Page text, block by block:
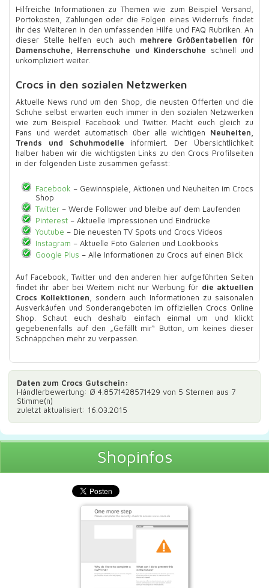
Hilfreiche Informationen zu Themen wie zum Beispiel Versand,
Portokosten, Zahlungen oder die Folgen eines Widerrufs findet
ihr des Weiteren in den umfassenden Hilfe und FAQ Rubriken. An
dieser Stelle helfen euch auch mehrere Größentabellen für
Damenschuhe, Herrenschuhe und Kinderschuhe schnell und
unkompliziert weiter.
Crocs in den sozialen Netzwerken
Aktuelle News rund um den Shop, die neusten Offerten und die
Schuhe selbst erwarten euch immer in den sozialen Netzwerken
wie zum Beispiel Facebook und Twitter. Macht euch gleich zu
Fans und werdet automatisch über alle wichtigen Neuheiten,
Trends und Schuhmodelle informiert. Der Übersichtlichkeit
halber haben wir die wichtigsten Links zu den Crocs Profilseiten
in der folgenden Liste zusammen gefasst:
Facebook – Gewinnspiele, Aktionen und Neuheiten im Crocs
Shop
Twitter– Werde Follower und bleibe auf dem Laufenden
Pinterest– Aktuelle Impressionen und Eindrücke
Youtube – Die neuesten TV Spots und Crocs Videos
Instagram – Aktuelle Foto Galerien und Lookbooks
Google Plus – Alle Informationen zu Crocs auf einen Blick
Auf Facebook, Twitter und den anderen hier aufgeführten Seiten
findet ihr aber bei Weitem nicht nur Werbung für die aktuellen
Crocs Kollektionen , sondern auch Informationen zu saisonalen
Ausverkäufen und Sonderangeboten im offiziellen Crocs Online
Shop. Schaut euch deshalb einfach einmal um und klickt
gegebenenfalls auf den „Gefällt mir“ Button, um keines dieser
Schnäppchen mehr zu verpassen.
Daten zum Crocs Gutschein:
Händlerbewertung: Ø 4.8571428571429 von 5 Sternen aus 7
Stimme(n)
zuletzt aktualisiert: 16.03.2015
Shopinfos